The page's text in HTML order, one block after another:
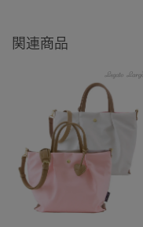
関連商品